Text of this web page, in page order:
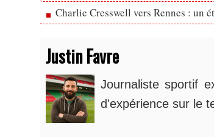
Charlie Cresswell vers Rennes : un
Justin Favre
Journaliste sportif
d'expérience sur le